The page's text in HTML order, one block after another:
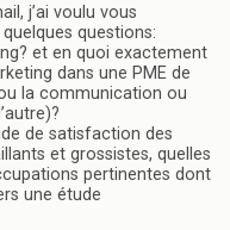
j’ai voulu vous
questions:
et en quoi exactement
dans une PME de
la communication ou
de satisfaction des
et grossistes, quelles
pertinentes dont
une étude